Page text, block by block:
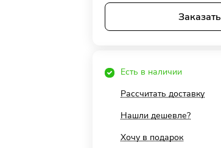
Заказать
Есть в наличии
Рассчитать доставку
Нашли дешевле?
Хочу в подарок